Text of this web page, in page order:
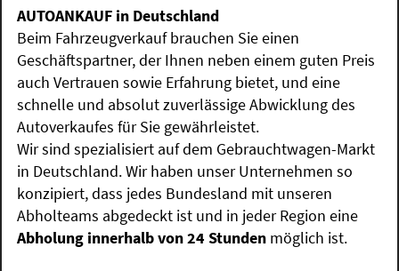
AUTOANKAUF in Deutschland
Beim Fahrzeugverkauf brauchen Sie einen
Geschäftspartner, der Ihnen neben einem guten Preis
auch Vertrauen sowie Erfahrung bietet, und eine
schnelle und absolut zuverlässige Abwicklung des
Autoverkaufes für Sie gewährleistet.
Wir sind spezialisiert auf dem Gebrauchtwagen-Markt
in Deutschland. Wir haben unser Unternehmen so
konzipiert, dass jedes Bundesland mit unseren
Abholteams abgedeckt ist und in jeder Region eine
Abholung innerhalb von 24 Stunden möglich ist.